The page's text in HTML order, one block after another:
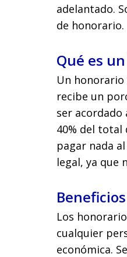
adelantado.
de honorario.
Qué es
Un honorario
recibe un
ser acordado
40% del total
pagar nada
legal, ya que
Los
cualquier
económica.